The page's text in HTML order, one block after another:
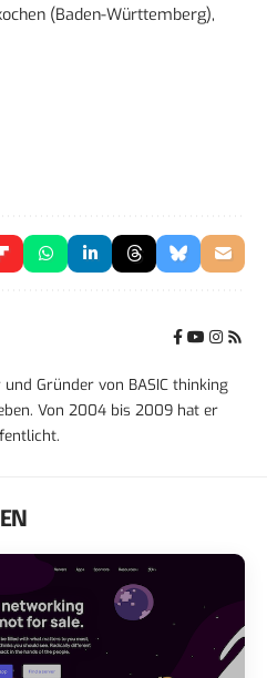
(Baden-Württemberg),
Gründer von BASIC thinking
Von 2004 bis 2009 hat er